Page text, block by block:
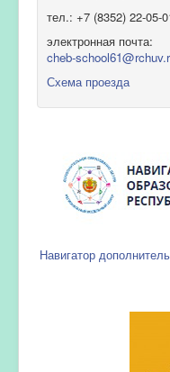
тел.: +7 (8352) 22-05-
электронная почта:
cheb-
Схема проезда
Навигатор